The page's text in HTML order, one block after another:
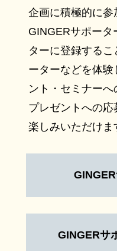
企画に積極的に参
GINGERサポータ
ターに登録する
ーターなどを体
ント・セミナー
プレゼントへの
楽しみいただけま
GINGERサ